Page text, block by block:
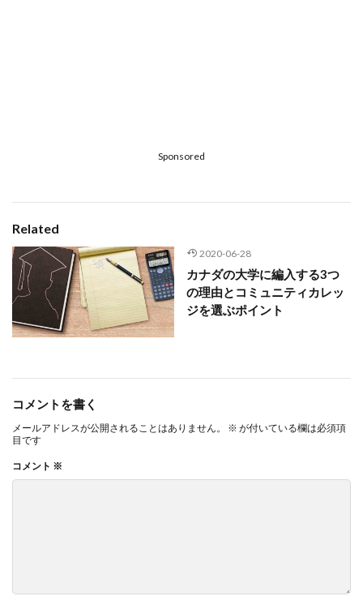
Sponsored
Related
2020-06-28
カナダの大学に編入する3つ
の理由とコミュニティカレッ
ジを選ぶポイント
コメントを書く
メールアドレスが公開されることはありません。 ※ が付いている欄は必須項
目です
コメント ※